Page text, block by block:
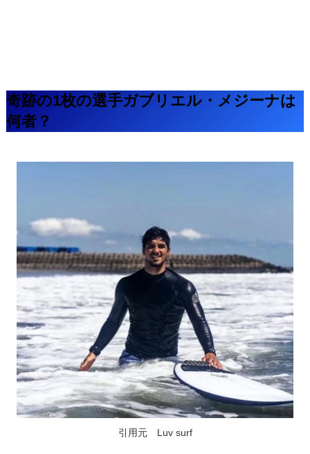
奇跡の1枚の選手ガブリエル・メジーナは
何者？
引用元 Luv surf